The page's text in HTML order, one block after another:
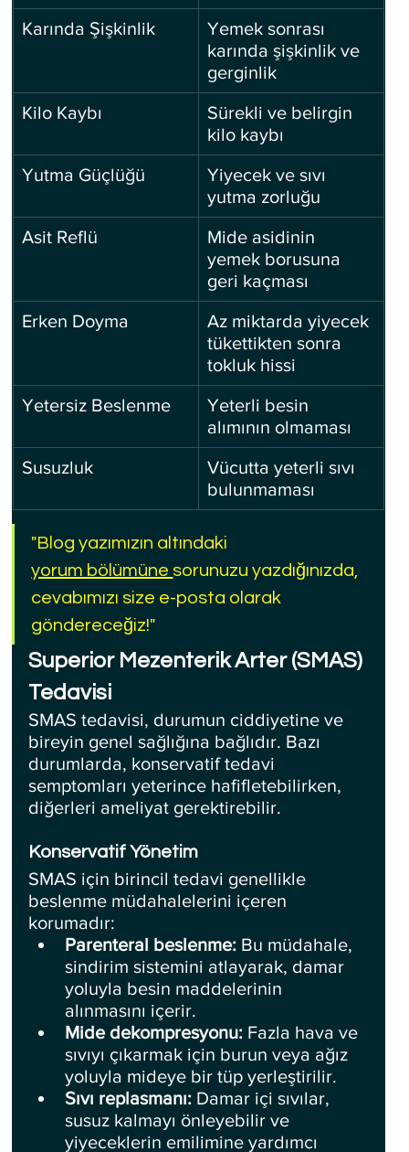
Karında Şişkinlik
Yemek sonrası
karında şişkinlik ve
gerginlik
Kilo Kaybı
Sürekli ve belirgin
kilo kaybı
Yutma Güçlüğü
Yiyecek ve sıvı
yutma zorluğu
Asit Reflü
Mide asidinin
yemek borusuna
geri kaçması
Erken Doyma
Az miktarda yiyecek
tükettikten sonra
tokluk hissi
Yetersiz Beslenme
Yeterli besin
alımının olmaması
Susuzluk
Vücutta yeterli sıvı
bulunmaması
"Blog yazımızın altındaki
yorum bölümüne sorunuzu yazdığınızda,
cevabımızı size e-posta olarak
göndereceğiz!"
Superior Mezenterik Arter (SMAS)
Tedavisi
SMAS tedavisi, durumun ciddiyetine ve
bireyin genel sağlığına bağlıdır. Bazı
durumlarda, konservatif tedavi
semptomları yeterince hafifletebilirken,
diğerleri ameliyat gerektirebilir.
Konservatif Yönetim
SMAS için birincil tedavi genellikle
beslenme müdahalelerini içeren
korumadır:
Parenteral beslenme: Bu müdahale,
sindirim sistemini atlayarak, damar
yoluyla besin maddelerinin
alınmasını içerir.
Mide dekompresyonu: Fazla hava ve
sıvıyı çıkarmak için burun veya ağız
yoluyla mideye bir tüp yerleştirilir.
Sıvı replasmanı: Damar içi sıvılar,
susuz kalmayı önleyebilir ve
yiyeceklerin emilimine yardımcı